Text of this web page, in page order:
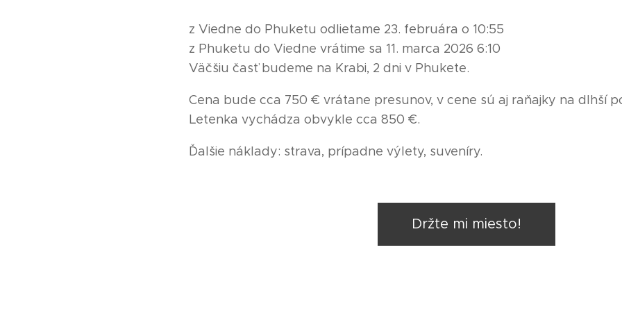
z Viedne do Phuketu odlietame 23. februára o 10:55
z Phuketu do Viedne vrátime sa 11. marca 2026 6:10
Väčšiu časť budeme na Krabi, 2 dni v Phukete.
Cena bude cca 750 € vrátane presunov, v cene sú aj raňajky na dlhší
Letenka vychádza obvykle cca 850 €.
Ďalšie náklady: strava, prípadne výlety, suveníry.
Držte mi miesto!